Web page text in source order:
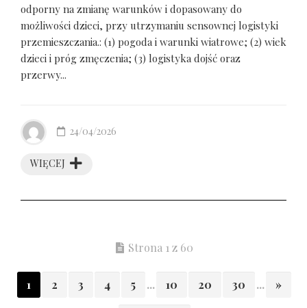
odporny na zmianę warunków i dopasowany do
możliwości dzieci, przy utrzymaniu sensownej logistyki
przemieszczania.: (1) pogoda i warunki wiatrowe; (2) wiek
dzieci i próg zmęczenia; (3) logistyka dojść oraz
przerwy...
WIĘCEJ
24/04/2026
Strona 1 z 60
1 2 3 4 5 ... 10 20 30 ... »